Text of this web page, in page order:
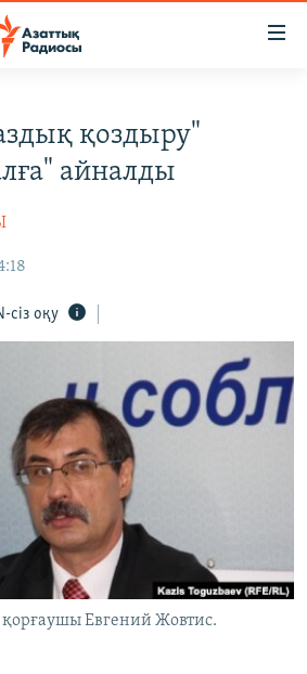
қоздыру"
айналды
сіз оқу
Евгений Жовтис.